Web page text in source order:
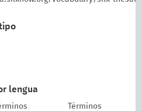
lengua
Términos